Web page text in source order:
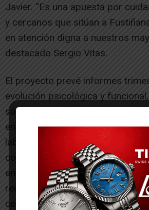
Javier. “Es una apuesta por
y cercanos que sitúan a
en atención digna a nuestros
destacado Sergio Vitas.
El proyecto prevé informes
evolución psicológica y
satisfacción de familias, registro
en talleres e indicadores de
laboral, con informe anual final y
continuidad. La coordinación
entre el equipo del centro y el
reuniones periódicas y
centrada en la persona.